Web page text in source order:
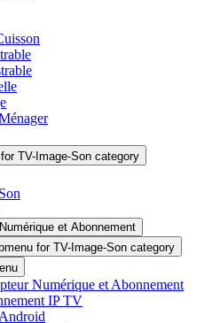
TV-Image-Son category
et Abonnement
for TV-Image-Son category
Numérique et Abonnement
IP TV